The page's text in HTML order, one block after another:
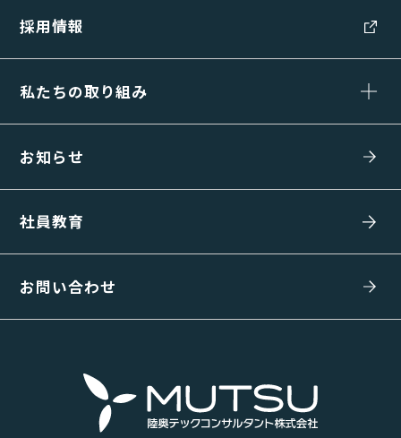
採用情報
私たちの取り組み
お知らせ
社員教育
お問い合わせ